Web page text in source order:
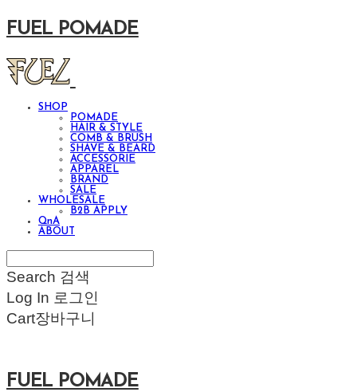
FUEL POMADE
SHOP
POMADE
HAIR & STYLE
COMB & BRUSH
SHAVE & BEARD
ACCESSORIE
APPAREL
BRAND
SALE
WHOLESALE
B2B APPLY
QnA
ABOUT
Search 검색
Log In 로그인
Cart장바구니
FUEL POMADE